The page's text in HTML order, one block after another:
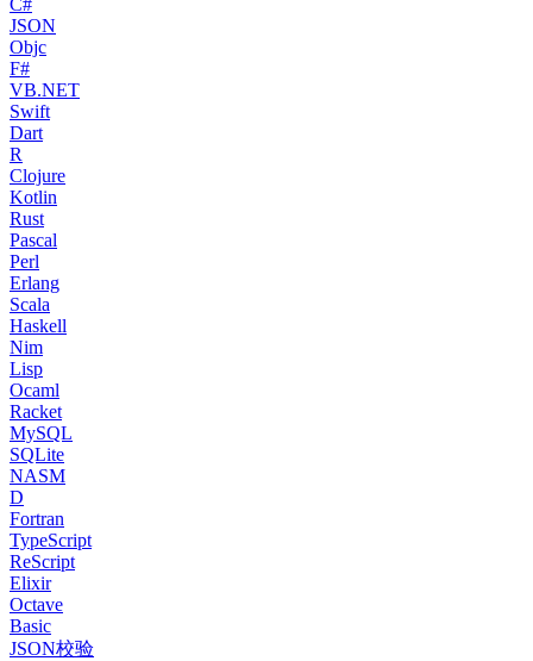
C#
JSON
Objc
F#
VB.NET
Swift
Dart
R
Clojure
Kotlin
Rust
Pascal
Perl
Erlang
Scala
Haskell
Nim
Lisp
Ocaml
Racket
MySQL
SQLite
NASM
D
Fortran
TypeScript
ReScript
Elixir
Octave
Basic
JSON校验